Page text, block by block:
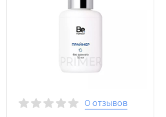
0 отзывов